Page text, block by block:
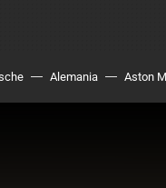
Alemania Aston